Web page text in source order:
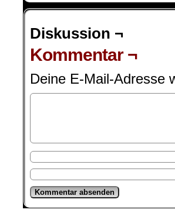
Diskussion ¬
Kommentar ¬
Deine E-Mail-Adresse